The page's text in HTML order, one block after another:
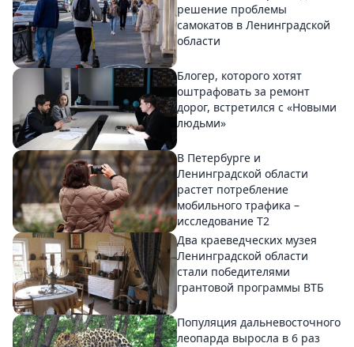
решение проблемы
самокатов в Ленинградской
области
Блогер, которого хотят
оштрафовать за ремонт
дорог, встретился с «Новыми
людьми»
В Петербурге и
Ленинградской области
растет потребление
мобильного трафика –
исследование T2
Два краеведческих музея
Ленинградской области
стали победителями
грантовой программы ВТБ
Популяция дальневосточного
леопарда выросла в 6 раз